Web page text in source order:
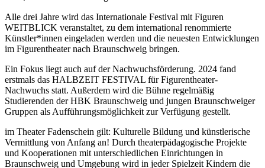
Alle drei Jahre wird das Internationale Festival mit Figuren
WEITBLICK veranstaltet, zu dem international renommierte
Künstler*innen eingeladen werden und die neuesten Entwicklungen
im Figurentheater nach Braunschweig bringen.
Ein Fokus liegt auch auf der Nachwuchsförderung. 2024 fand
erstmals das HALBZEIT FESTIVAL für Figurentheater-
Nachwuchs statt. Außerdem wird die Bühne regelmäßig
Studierenden der HBK Braunschweig und jungen Braunschweiger
Gruppen als Aufführungsmöglichkeit zur Verfügung gestellt.
im Theater Fadenschein gilt: Kulturelle Bildung und künstlerische
Vermittlung von Anfang an! Durch theaterpädagogische Projekte
und Kooperationen mit unterschiedlichen Einrichtungen in
Braunschweig und Umgebung wird in jeder Spielzeit Kindern die